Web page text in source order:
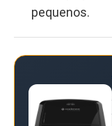
pequenos.